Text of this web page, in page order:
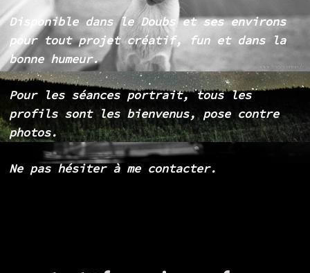
Disponible dans le Doubs et ses environs
pour tout projet créatif, fun et dans la
bonne humeur.
Pour les séances portrait, tous les
profils sont les bienvenus, pose contre
photos.
Ne pas hésiter à me contacter.